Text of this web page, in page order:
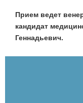
Прием ведет
кандидат
Геннадьевич.